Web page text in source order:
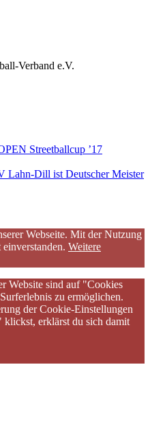
Verband e.V.
Streetballcup ’17
Lahn-Dill ist Deutscher Meister
Webseite. Mit der Nutzung
Weitere
Website sind auf "Cookies
zu ermöglichen.
der Cookie-Einstellungen
erklärst du sich damit